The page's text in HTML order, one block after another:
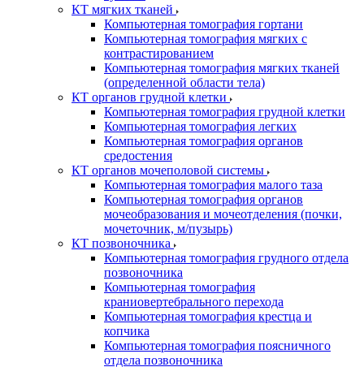
КТ мягких тканей
Компьютерная томография гортани
Компьютерная томография мягких с
контрастированием
Компьютерная томография мягких тканей
(определенной области тела)
КТ органов грудной клетки
Компьютерная томография грудной клетки
Компьютерная томография легких
Компьютерная томография органов
средостения
КТ органов мочеполовой системы
Компьютерная томография малого таза
Компьютерная томография органов
мочеобразования и мочеотделения (почки,
мочеточник, м/пузырь)
КТ позвоночника
Компьютерная томография грудного отдела
позвоночника
Компьютерная томография
краниовертебрального перехода
Компьютерная томография крестца и
копчика
Компьютерная томография поясничного
отдела позвоночника